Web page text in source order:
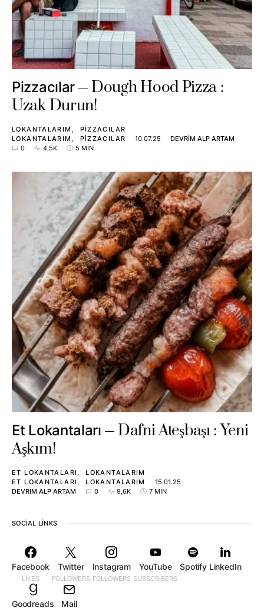
Pizzacılar
Dough Hood Pizza :
Uzak Durun!
LOKANTALARIM
PIZZACILAR
LOKANTALARIM
PIZZACILAR 10.07.25
DEVRIM ALP ARTAM
0
4,5K 5 MIN
Et Lokantaları
Dafni Ateşbaşı : Yeni
Aşkım!
ET LOKANTALARI
LOKANTALARIM
ET LOKANTALARI
LOKANTALARIM
15.01.25
DEVRIM ALP ARTAM
0 9,6K 7 MIN
SOCIAL LINKS
Facebook
LIKES
Twitter
FOLLOWERS
Instagram
FOLLOWERS
YouTube
SUBSCRIBERS
Spotify LinkedIn
Goodreads Mail